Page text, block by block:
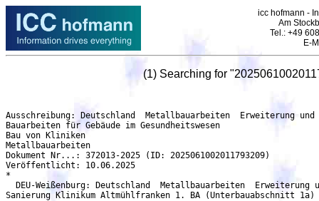
icc hofmann -
Am
Tel.: +49
E-
(1) Searching for
Ausschreibung: Deutschland  Metallbauarbeiten  Erweiterung und Sanierung Klinikum Altmühlfranken 1. BA (Unterbauabschnitt 1a) - DEU-Weißenburg
Bauarbeiten für Gebäude im Gesundheitswesen
Bau von Kliniken
Metallbauarbeiten
Dokument Nr...: 372013-2025 (ID: 2025061002011793209)
Veröffentlicht: 10.06.2025
*
  DEU-Weißenburg: Deutschland  Metallbauarbeiten  Erweiterung und
Sanierung Klinikum Altmühlfranken 1. BA (Unterbauabschnitt 1a)
   2025/S 109/2025 372013
   Deutschland  Metallbauarbeiten  Erweiterung und Sanierung Klinikum Altmühlfranken 1. BA
   (Unterbauabschnitt 1a)
   OJ S 109/2025 10/06/2025
   Auftrags- oder Konzessionsbekanntmachung  Standardregelung
   Bauleistung
   1. Beschaffer
       1.1. Beschaffer
            Offizielle Bezeichnung: Kommunalunternehmen Klinikum Altmühlfranken
	    E-Mail: vergabestelle@landkreis-wug.de
            Rechtsform des Erwerbers: Von einer lokalen Gebietskörperschaft kontrollierte Einrichtung
            des öffentlichen Rechts
            Tätigkeit des öffentlichen Auftraggebers: Gesundheit
   2. Verfahren
       2.1. Verfahren
            Titel: Erweiterung und Sanierung Klinikum Altmühlfranken 1. BA (Unterbauabschnitt 1a)
            Beschreibung: Bereits im Jahr 2008 wurde das Klinikum Altmühlfranken in Weißenburg um ein
            Fachärztezentrum erweitert. Jetzt soll das Klinikum - baualtersbedingt und mit Defiziten im
            Flächenangebot und der Funktionalität - in zwei Bauabschnitten generalsaniert und erweitert
	    werden. Bestandteil dieses Antrags Bau und Ausstattungsplanung ist der 1. Bauabschnitt BA1
            und hier die zwei Teilbauabschnitte BA1A und BA1E. BA1  1. Bauabschnitt Im ersten
	    Bauabschnitt wird der bestehende Funktionstrakt durch einen Neubau ersetzt (BA1A) und im
            Anschluss für Nachnutzungen saniert bzw. umgebaut (BA1B). Ergänzend hierzu wird die
	    bestehende Eingangshalle erweitert und erneuert (BA1E). BA1A - Neubau: Der Neubau im
            Süd-Osten des Grundstücks ist als ein kompakter Baukörper mit idealtypischer
	    Grundrissorganisation und direkter Anbindung an den Haupteingang vorgesehen. Im Neubau
            werden sämtliche hochinstallierte Kernfunktionen des Klinikums konzentriert untergebracht: -
            UG: AEMP, Labor, Umkleiden, Archiv, Wäschetauschstelle, Technik - EG: ZEA/ZNA mit neuer
	    Liegendkrankenzufahrt und ambulantem Eingang, Radiologie, Endoskopie,
	    Funktionsdiagnostik, Entbindung - 1.OG: OP-Abteilung mit Same-Day- Surgery,
	    Intensivmedizin, Bereitschaftsdienst - 2.OG: Technik Die Grundriss sieht eine mittig gelegene
            öffentliche Erschließungsachse in Ost-West-Ausrichtung vor, an der die einzelnen
            Funktionsbereiche und die vertikale Erschließung mit Aufzugskern angelagert sind. Im 1.
	    Obergeschoss wird zudem ein Innenhof ausgebildet, der die Belichtung der entsprechenden
            Abteilungen sicherstellt. In diesem maßgeschneiderten Neubau werden optimale Prozesse
            des Krankenhausbetriebs erreicht und die primären Funktionsdefizite des Bestandes beseitigt.
	    Durch die autarke Errichtung des neuen Funktionstraktes BA1A kann der laufende Betrieb im
            Bestand unbeeinträchtigt fortgeführt werden. BA1E - Neubau/Sanierung Eingangshalle: Durch
	    den Neubau und seinen Anschluss an den Bestand wird gleichzeitig eine neue
            Eingangssituation und damit ein neuer zukunftweisender städtebaulicher Auftritt des Klinikums
	    geschaffen. Hierzu wird die bestehende Eingangshalle auf Eingangsebene erweitert/begradigt
	    und damit ein klarer eindeutiger Zugang ausgebildet. Die Eingangshalle an zentraler Stelle
	    des Klinikums wird kernsaniert und hier allgemeine Funktionen untergebracht: - EG:
	    Serviceeinrichtungen mit Empfang/Poststelle, Seelsorge- und Sozialdienstbereich - OGs:
            Erschließung mit Aufenthaltsbereichen Während dieser Sanierung kann ein provisorischer
              Haupteingang von Norden her am Übergang zum Neubau gelegt werden. BA1B - Sanierung
	      Bestand, Ausblick (nicht Bestandteil dieser BAP): Nach Umzug der Kernfunktionen des
              Klinikums in den errichteten Neubau BA1A wird der ursprüngliche Funktionstrakt
	      entsprechend umgebaut und